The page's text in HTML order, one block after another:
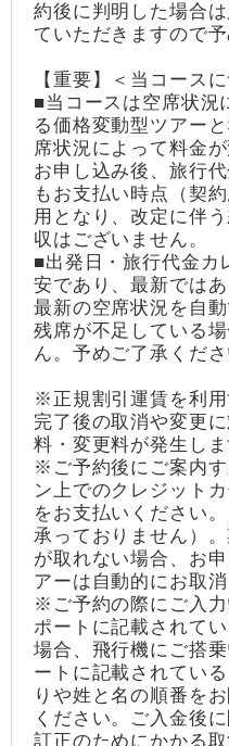
約後に判明した場合
ていただきますので
【重要】＜当コース
■当コースは空席状況
る価格変動型ツアー
席状況によって料金
お申し込み後、旅行
もお支払い時点（契
用となり、改定に伴
収はございません。
■出発日・旅行代金カ
安であり、最新では
最新の空席状況を自
残席が不足している
ん。予めご了承くださ
※正規割引運賃を利
完了後の取消や変更
料・変更料が発生し
※ご予約後にご案内
ン上でのクレジット
をお支払いください
承っておりません）
が取れない場合、お
アーは自動的にお取消
※ご予約の際にご入
ポートに記載されて
場合、飛行機にご搭
ートに記載されてい
りや姓と名の順番を
ください。ご入金後
訂正のためにかかる